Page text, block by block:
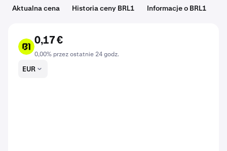
Aktualna cena Historia ceny BRL1 Informacje o BRL1
BRL1
0,17 €
0,00% przez ostatnie 24 godz.
EUR